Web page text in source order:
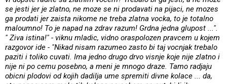
se jesti jer je zlatno, ne moze se ni prodavati na pijaci, ne mozes
ga prodati jer zaista nikome ne treba zlatna vocka, to je totalno
maloumno! To je napad na zdrav razum! Grdna jedna glupost ...".
" Ziva istina!" - viknu mladic, vidno oraspolozen pravcem u kojem
razgovor ide - "Nikad nisam razumeo zasto bi taj vocnjak trebalo
paziti i toliko cuvati. Ima jedno drugo drvo visnje koje nije zlatno i
nije ni po cemu posebno, a meni je mnogo draze. Tamo radjaju
obicni plodovi od kojih dadilja ume spremiti divne kolace ... da,